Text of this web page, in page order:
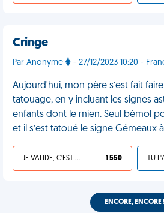
Cringe
Par Anonyme - 27/12/2023 10:20 -
Aujourd'hui, mon père s’est fait
tatouage, en y incluant les signes
enfants dont le mien. Seul bémol
et il s’est tatoué le signe Gémeaux
JE VALIDE, C'EST UNE VDM 1 550
ENCORE, ENCORE !